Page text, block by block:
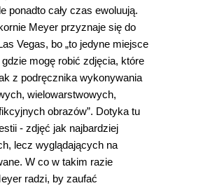
ponadto cały czas ewoluują.
Meyer przyznaje się do
Vegas, bo „to jedyne miejsce
mogę robić zdjęcia, które
z podręcznika wykonywania
wielowarstwowych,
obrazów”. Dotyka tu
- zdjęć jak najbardziej
lecz wyglądających na
W co w takim razie
radzi, by zaufać